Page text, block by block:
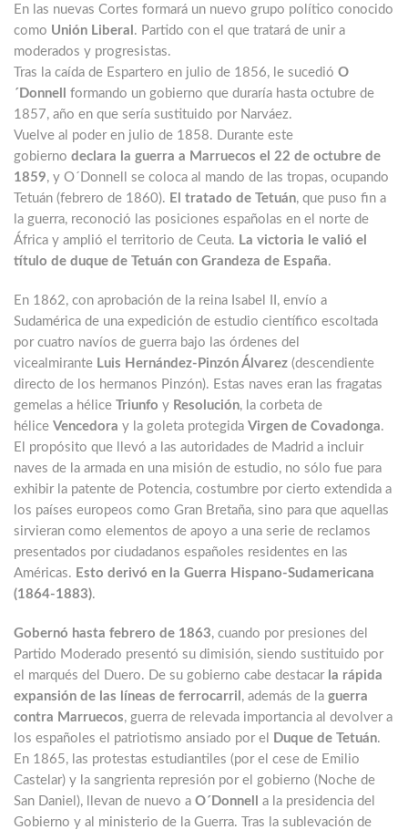
En las nuevas Cortes formará un nuevo grupo político conocido
como Unión Liberal . Partido con el que tratará de unir a
moderados y progresistas.
Tras la caída de Espartero en julio de 1856, le sucedió O
´Donnell
formando un gobierno que duraría hasta octubre de
1857, año en que sería sustituido por Narváez.
Vuelve al poder en julio de 1858. Durante este
gobierno declara la guerra a Marruecos el 22 de octubre de
1859, y O´Donnell se coloca al mando de las tropas, ocupando
Tetuán (febrero de 1860). El tratado de Tetuán, que puso fin a
la guerra, reconoció las posiciones españolas en el norte de
África y amplió el territorio de Ceuta. La victoria le valió el
título de duque de Tetuán con Grandeza de España.
En 1862, con aprobación de la reina Isabel II, envío a
Sudamérica de una expedición de estudio científico escoltada
por cuatro navíos de guerra bajo las órdenes del
vicealmirante Luis Hernández-Pinzón Álvarez (descendiente
directo de los hermanos Pinzón). Estas naves eran las fragatas
gemelas a hélice Triunfo y Resolución, la corbeta de
hélice Vencedora y la goleta protegida Virgen de Covadonga.
El propósito que llevó a las autoridades de Madrid a incluir
naves de la armada en una misión de estudio, no sólo fue para
exhibir la patente de Potencia, costumbre por cierto extendida a
los países europeos como Gran Bretaña, sino para que aquellas
sirvieran como elementos de apoyo a una serie de reclamos
presentados por ciudadanos españoles residentes en las
Américas. Esto derivó en la Guerra Hispano-Sudamericana
(1864-1883).
Gobernó hasta febrero de 1863, cuando por presiones del
Partido Moderado presentó su dimisión, siendo sustituido por
el marqués del Duero. De su gobierno cabe destacar la rápida
expansión de las líneas de ferrocarril , además de la guerra
contra Marruecos, guerra de relevada importancia al devolver a
los españoles el patriotismo ansiado por el
Duque de Tetuán.
En 1865, las protestas estudiantiles (por el cese de Emilio
Castelar) y la sangrienta represión por el gobierno (Noche de
San Daniel), llevan de nuevo a O´Donnell
a la presidencia del
Gobierno y al ministerio de la Guerra. Tras la sublevación de